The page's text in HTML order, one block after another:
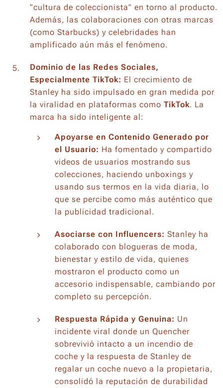
"cultura de coleccionista" en torno al producto.
Además, las colaboraciones con otras marcas
(como Starbucks) y celebridades han
amplificado aún más el fenómeno.
Dominio de las Redes Sociales,
Especialmente TikTok: El crecimiento de
Stanley ha sido impulsado en gran medida por
la viralidad en plataformas como TikTok. La
marca ha sido inteligente al:
Apoyarse en Contenido Generado por
el Usuario: Ha fomentado y compartido
videos de usuarios mostrando sus
colecciones, haciendo unboxings y
usando sus termos en la vida diaria, lo
que se percibe como más auténtico que
la publicidad tradicional.
Asociarse con Influencers: Stanley ha
colaborado con blogueras de moda,
bienestar y estilo de vida, quienes
mostraron el producto como un
accesorio indispensable, cambiando por
completo su percepción.
Respuesta Rápida y Genuina: Un
incidente viral donde un Quencher
sobrevivió intacto a un incendio de
coche y la respuesta de Stanley de
regalar un coche nuevo a la propietaria,
consolidó la reputación de durabilidad